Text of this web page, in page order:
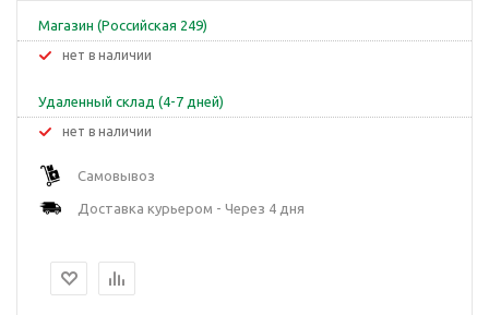
Магазин (Российская 249)
Нет в наличии
Удаленный склад (4-7 дней)
Нет в наличии
Самовывоз
Доставка курьером - Через 4 дня